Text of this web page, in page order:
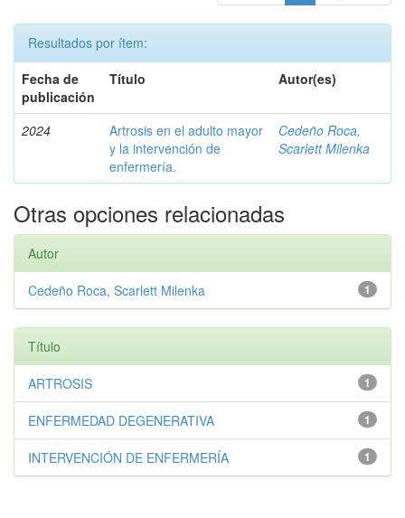
Resultados por ítem:
Fecha de
publicación
Título Autor(es)
2024
Artrosis en el adulto mayor
y la intervención de
enfermería.
Cedeño Roca,
Scarlett Milenka
Otras opciones relacionadas
Autor
1
Cedeño Roca, Scarlett Milenka
Título
1
ARTROSIS
1
ENFERMEDAD DEGENERATIVA
1
INTERVENCIÓN DE ENFERMERÍA